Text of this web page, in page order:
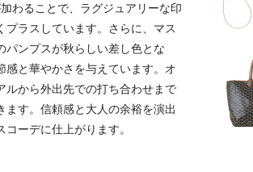
わることで、ラグジュアリーな印
プラスしています。さらに、マス
パンプスが秋らしい差し色とな
感と華やかさを与えています。オ
ルから外出先での打ち合わせまで
ます。信頼感と大人の余裕を演出
コーデに仕上がります。